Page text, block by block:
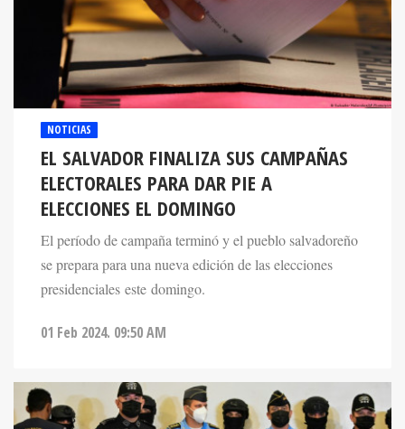
NOTICIAS
EL SALVADOR FINALIZA SUS CAMPAÑAS
ELECTORALES PARA DAR PIE A
ELECCIONES EL DOMINGO
El período de campaña terminó y el pueblo salvadoreño
se prepara para una nueva edición de las elecciones
presidenciales este domingo.
01 Feb 2024. 09:50 AM